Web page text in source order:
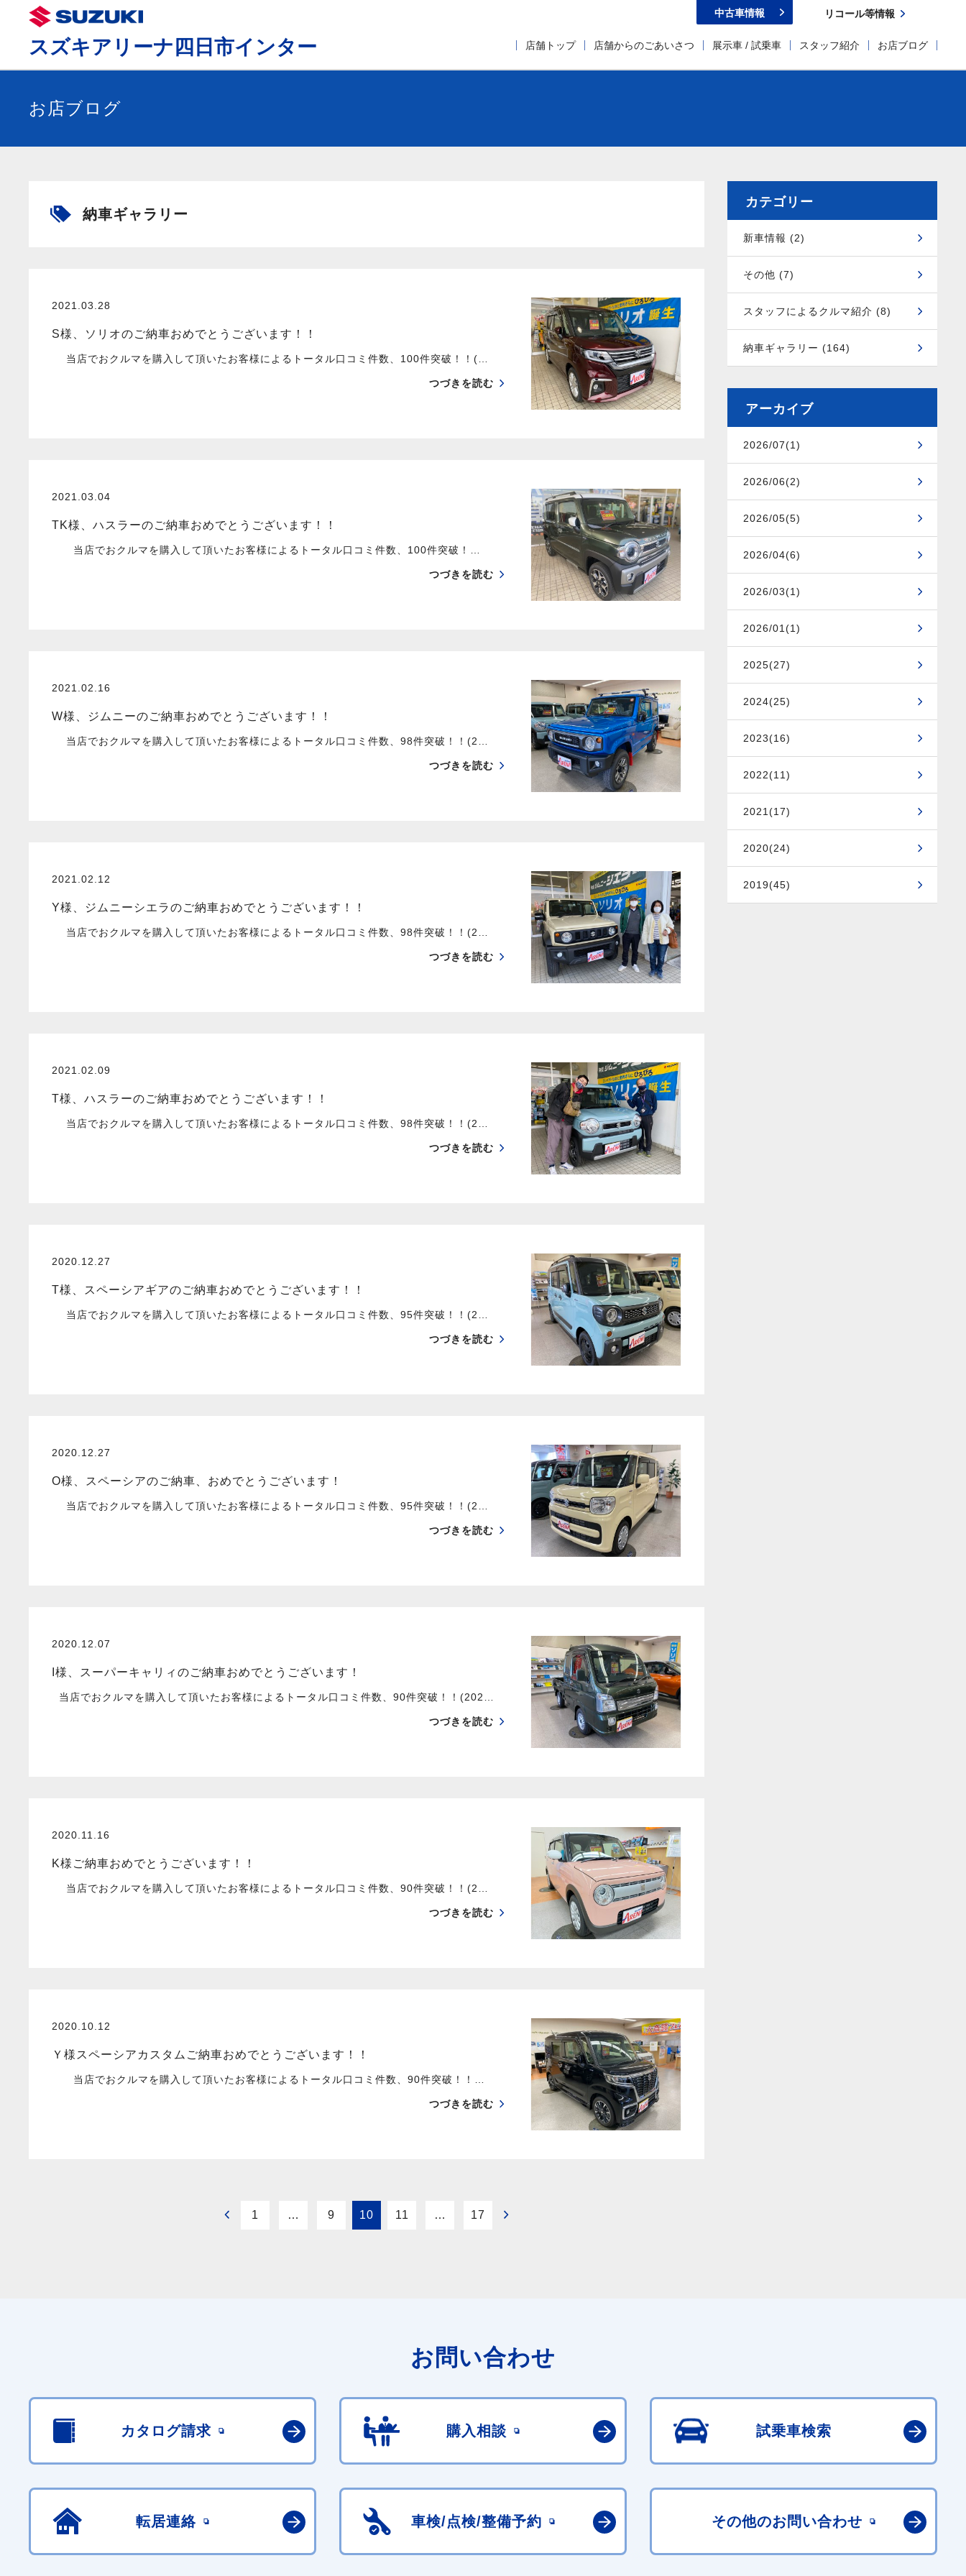
スズキアリーナ四日市インター 店舗トップ 店舗からのごあいさつ 展示車 / 試乗車 スタッフ紹介 お店ブログ
中古車情報 リコール等情報
お店ブログ
納車ギャラリー
2021.03.28
S様、ソリオのご納車おめでとうございます！！
当店でおクルマを購入して頂いたお客様によるトータル口コミ件数、100件突破！！(…
つづきを読む
2021.03.04
TK様、ハスラーのご納車おめでとうございます！！
当店でおクルマを購入して頂いたお客様によるトータル口コミ件数、100件突破！…
つづきを読む
2021.02.16
W様、ジムニーのご納車おめでとうございます！！
当店でおクルマを購入して頂いたお客様によるトータル口コミ件数、98件突破！！(2…
つづきを読む
2021.02.12
Y様、ジムニーシエラのご納車おめでとうございます！！
当店でおクルマを購入して頂いたお客様によるトータル口コミ件数、98件突破！！(2…
つづきを読む
2021.02.09
T様、ハスラーのご納車おめでとうございます！！
当店でおクルマを購入して頂いたお客様によるトータル口コミ件数、98件突破！！(2…
つづきを読む
2020.12.27
T様、スペーシアギアのご納車おめでとうございます！！
当店でおクルマを購入して頂いたお客様によるトータル口コミ件数、95件突破！！(2…
つづきを読む
2020.12.27
O様、スペーシアのご納車、おめでとうございます！
当店でおクルマを購入して頂いたお客様によるトータル口コミ件数、95件突破！！(2…
つづきを読む
2020.12.07
I様、スーパーキャリィのご納車おめでとうございます！
当店でおクルマを購入して頂いたお客様によるトータル口コミ件数、90件突破！！(202…
つづきを読む
2020.11.16
K様ご納車おめでとうございます！！
当店でおクルマを購入して頂いたお客様によるトータル口コミ件数、90件突破！！(2…
つづきを読む
2020.10.12
Ｙ様スペーシアカスタムご納車おめでとうございます！！
当店でおクルマを購入して頂いたお客様によるトータル口コミ件数、90件突破！！…
つづきを読む
1 … 9 10 11 … 17
カテゴリー
新車情報 (2)
その他 (7)
スタッフによるクルマ紹介 (8)
納車ギャラリー (164)
アーカイブ
2026/07(1)
2026/06(2)
2026/05(5)
2026/04(6)
2026/03(1)
2026/01(1)
2025(27)
2024(25)
2023(16)
2022(11)
2021(17)
2020(24)
2019(45)
お問い合わせ
カタログ請求 購入相談 試乗車検索
転居連絡 車検/点検/整備予約 その他のお問い合わせ